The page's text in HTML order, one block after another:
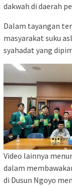
dakwah di daerah
Dalam tayangan
masyarakat suku
syahadat yang
Video lainnya
dalam
di Dusun Ngoyo